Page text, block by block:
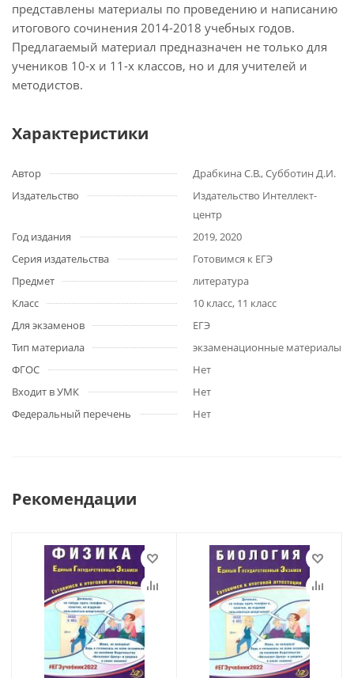
представлены материалы по проведению и написанию
итогового сочинения 2014-2018 учебных годов.
Предлагаемый материал предназначен не только для
учеников 10-х и 11-х классов, но и для учителей и
методистов.
Характеристики
Автор
Драбкина С.В., Субботин Д.И.
Издательство
Издательство Интеллект-
центр
Год издания
2019, 2020
Серия издательства
Готовимся к ЕГЭ
Предмет
литература
Класс
10 класс, 11 класс
Для экзаменов
ЕГЭ
Тип материала
экзаменационные материалы
ФГОС
Нет
Входит в УМК
Нет
Федеральный перечень
Нет
Рекомендации